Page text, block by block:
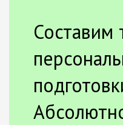
Составим